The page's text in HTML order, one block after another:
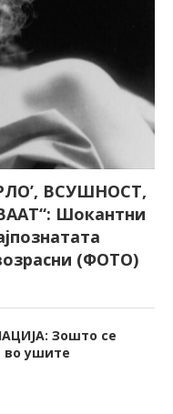
ВСУШНОСТ,
Шокантни
(ФОТО)
Зошто се
во ушите